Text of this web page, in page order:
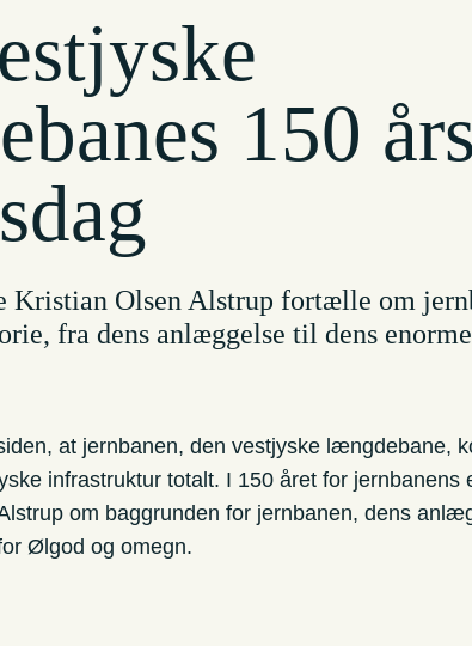
150 års
Kristian Olsen Alstrup fortælle om
fra dens anlæggelse til dens
at jernbanen, den vestjyske længdebane,
infrastruktur totalt. I 150 året for
om baggrunden for jernbanen, dens
Ølgod og omegn.